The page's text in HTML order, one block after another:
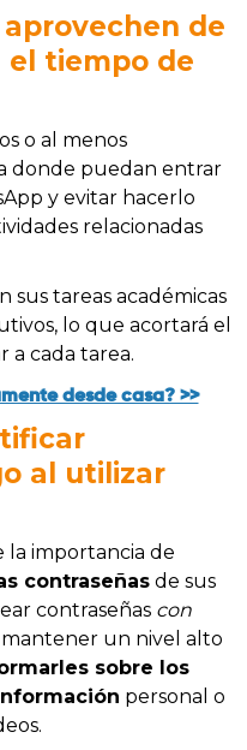
de
el tiempo de
o al menos
donde puedan entrar
y evitar hacerlo
relacionadas
sus tareas académicas
lo que acortará el
a cada tarea.
desde casa? >>
al utilizar
la importancia de
contraseñas de sus
contraseñas con
mantener un nivel alto
sobre los
personal o